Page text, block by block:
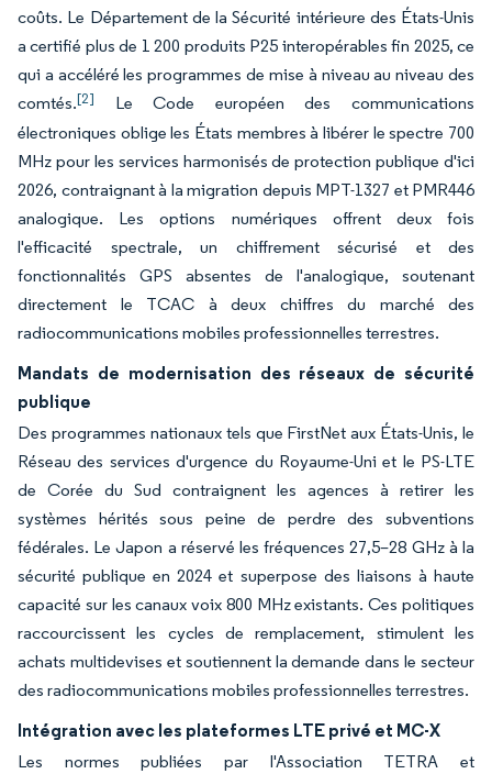
coûts. Le Département de la Sécurité intérieure des États-Unis
a certifié plus de 1 200 produits P25 interopérables fin 2025, ce
qui a accéléré les programmes de mise à niveau au niveau des
comtés.[2]
Le Code européen des communications
électroniques oblige les États membres à libérer le spectre 700
MHz pour les services harmonisés de protection publique d'ici
2026, contraignant à la migration depuis MPT-1327 et PMR446
analogique. Les options numériques offrent deux fois
l'efficacité spectrale, un chiffrement sécurisé et des
fonctionnalités GPS absentes de l'analogique, soutenant
directement le TCAC à deux chiffres du marché des
radiocommunications mobiles professionnelles terrestres.
Mandats de modernisation des réseaux de sécurité
publique
Des programmes nationaux tels que FirstNet aux États-Unis, le
Réseau des services d'urgence du Royaume-Uni et le PS-LTE
de Corée du Sud contraignent les agences à retirer les
systèmes hérités sous peine de perdre des subventions
fédérales. Le Japon a réservé les fréquences 27,5–28 GHz à la
sécurité publique en 2024 et superpose des liaisons à haute
capacité sur les canaux voix 800 MHz existants. Ces politiques
raccourcissent les cycles de remplacement, stimulent les
achats multidevises et soutiennent la demande dans le secteur
des radiocommunications mobiles professionnelles terrestres.
Intégration avec les plateformes LTE privé et MC-X
Les normes publiées par l'Association TETRA et